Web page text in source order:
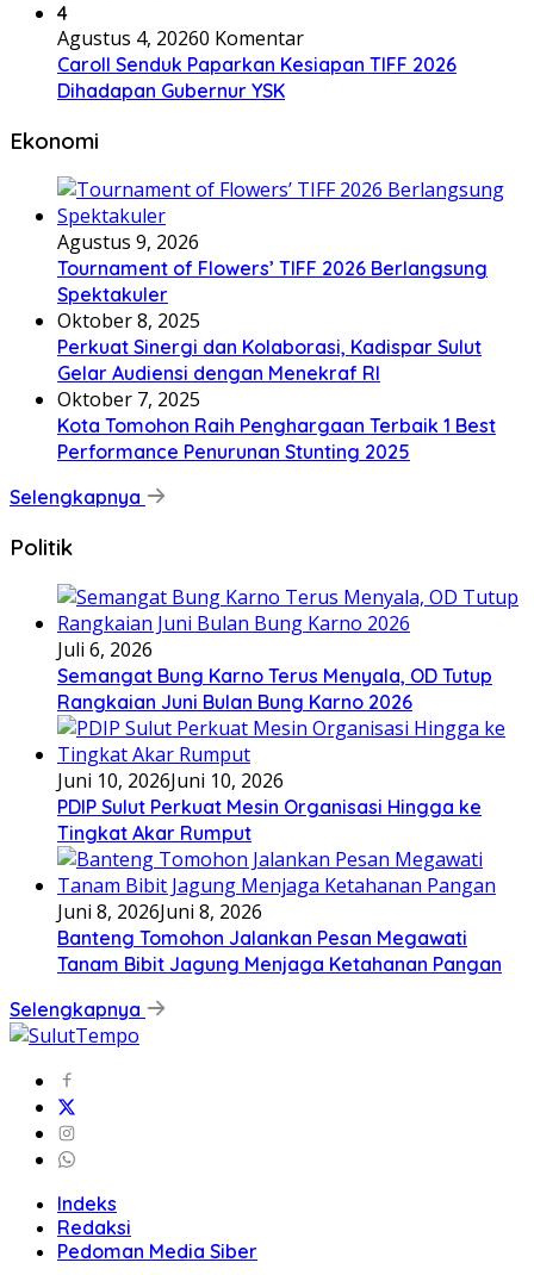
4
Agustus 4, 20260 Komentar
Caroll Senduk Paparkan Kesiapan TIFF 2026
Dihadapan Gubernur YSK
Ekonomi
Agustus 9, 2026
Tournament of Flowers’ TIFF 2026 Berlangsung
Spektakuler
Oktober 8, 2025
Perkuat Sinergi dan Kolaborasi, Kadispar Sulut
Gelar Audiensi dengan Menekraf RI
Oktober 7, 2025
Kota Tomohon Raih Penghargaan Terbaik 1 Best
Performance Penurunan Stunting 2025
Selengkapnya
Politik
Juli 6, 2026
Semangat Bung Karno Terus Menyala, OD Tutup
Rangkaian Juni Bulan Bung Karno 2026
Juni 10, 2026Juni 10, 2026
PDIP Sulut Perkuat Mesin Organisasi Hingga ke
Tingkat Akar Rumput
Juni 8, 2026Juni 8, 2026
Banteng Tomohon Jalankan Pesan Megawati
Tanam Bibit Jagung Menjaga Ketahanan Pangan
Selengkapnya
Indeks
Redaksi
Pedoman Media Siber